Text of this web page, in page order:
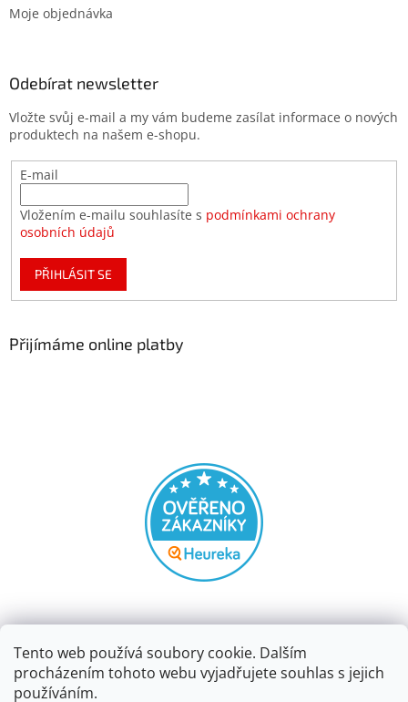
Tento web používá soubory cookie. Dalším
procházením tohoto webu vyjadřujete souhlas s jejich
používáním.
Moje objednávka
Odebírat newsletter
Vložte svůj e-mail a my vám budeme zasílat informace o nových
produktech na našem e-shopu.
E-mail
Vložením e-mailu souhlasíte s podmínkami ochrany
osobních údajů
PŘIHLÁSIT SE
Přijímáme online platby